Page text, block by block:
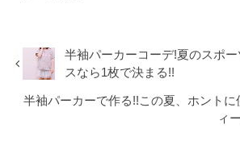
半袖パーカーコーデ!夏のスポ
スなら1枚で決まる!!
半袖パーカーで作る!!この夏、ホントに
ィ